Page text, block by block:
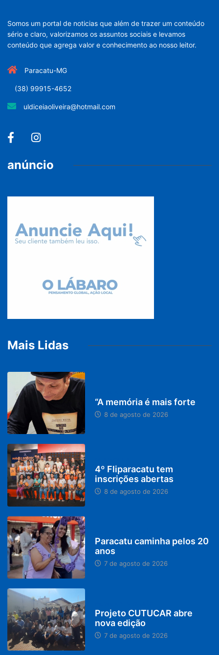
Somos um portal de noticias que além de trazer um conteúdo
sério e claro, valorizamos os assuntos sociais e levamos
conteúdo que agrega valor e conhecimento ao nosso leitor.
Paracatu-MG
(38) 99915-4652
uldiceiaoliveira@hotmail.com
anúncio
Mais Lidas
“A memória é mais forte
8 de agosto de 2026
4º Fliparacatu tem
inscrições abertas
8 de agosto de 2026
Paracatu caminha pelos 20
anos
7 de agosto de 2026
Projeto CUTUCAR abre
nova edição
7 de agosto de 2026